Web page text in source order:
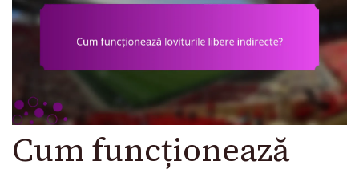
Cum funcționează